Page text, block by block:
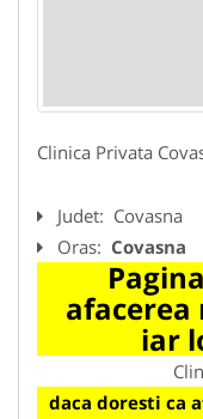
Clinica Privata
Judet: Covasna
Oras: Covasna
afacerea
iar
daca doresti ca